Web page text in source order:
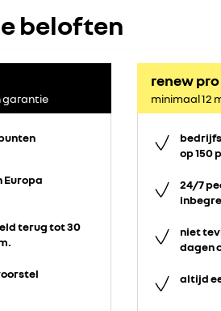
beloften
garantie
Europa
terug tot 30
renew pro
minimaal 12
op 150
24/7
niet
dagen
altijd